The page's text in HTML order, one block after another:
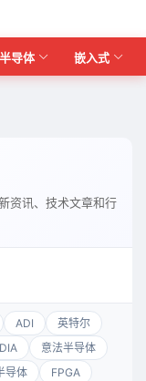
半导体 嵌入式
资讯、技术文章和行
ADI
英特尔
意法半导体
导体
FPGA